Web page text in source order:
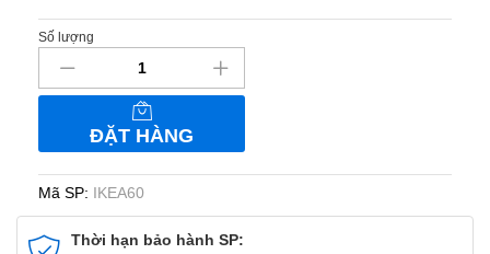
Đồng
hẹn
IKEA60
lượng
Số lượng
ĐẶT HÀNG
Mã SP: IKEA60
Thời hạn bảo hành SP: